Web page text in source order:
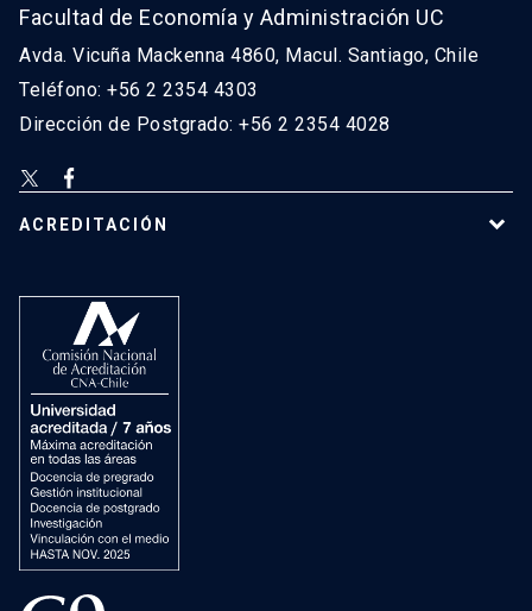
Facultad de Economía y Administración UC
Avda. Vicuña Mackenna 4860, Macul. Santiago, Chile
Teléfono: +56 2 2354 4303
Dirección de Postgrado: +56 2 2354 4028
ACREDITACIÓN